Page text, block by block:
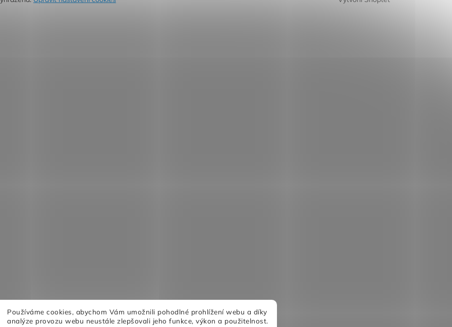
Používáme cookies, abychom Vám umožnili pohodlné prohlížení webu a díky
analýze provozu webu neustále zlepšovali jeho funkce, výkon a použitelnost.